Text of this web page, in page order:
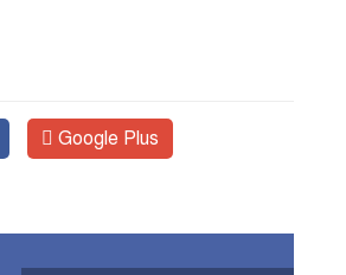
Google Plus